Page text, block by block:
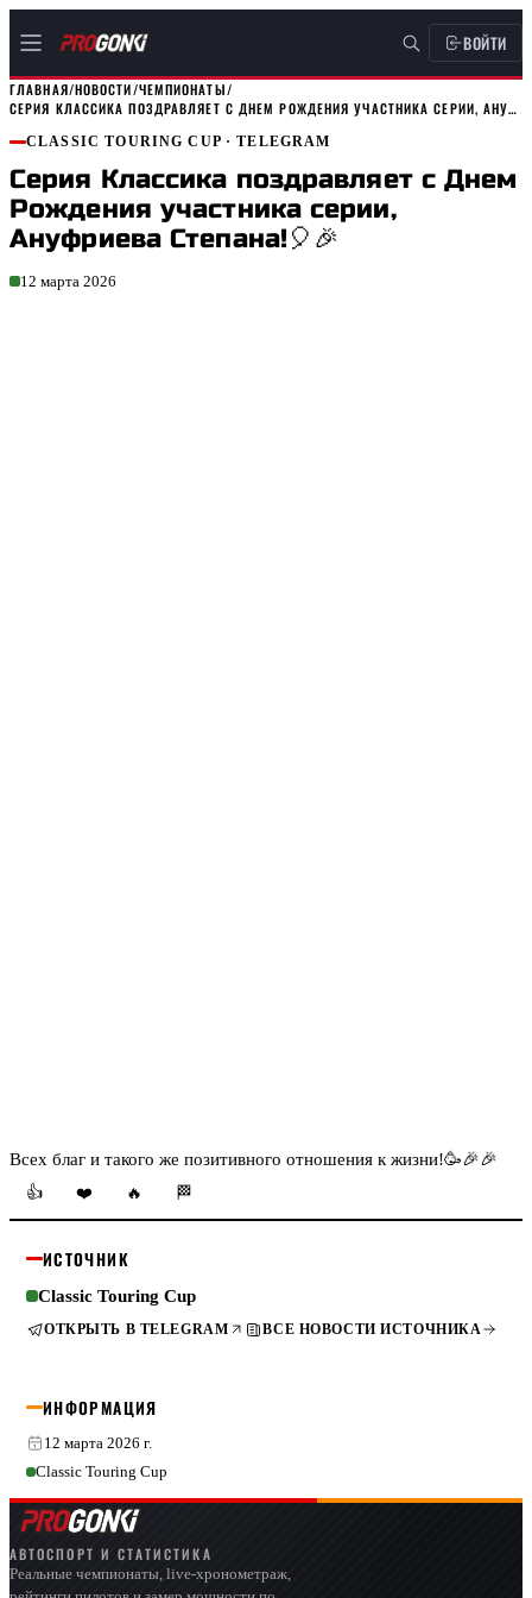
ВОЙТИ
ГЛАВНАЯ/НОВОСТИ/ЧЕМПИОНАТЫ/
СЕРИЯ КЛАССИКА ПОЗДРАВЛЯЕТ С ДНЕМ РОЖДЕНИЯ УЧАСТНИКА СЕРИИ, АНУФРИЕВА…
CLASSIC TOURING CUP· TELEGRAM
Серия Классика поздравляет с Днем
Рождения участника серии,
Ануфриева Степана!🎈🎉
12 марта 2026
Всех благ и такого же позитивного отношения к жизни!🥳🎉🎉
👍
❤️ 🔥 🏁
ИСТОЧНИК
Classic Touring Cup
ОТКРЫТЬ В TELEGRAM ВСЕ НОВОСТИ ИСТОЧНИКА
ИНФОРМАЦИЯ
12 марта 2026 г.
Classic Touring Cup
АВТОСПОРТ И СТАТИСТИКА
Реальные чемпионаты, live-хронометраж,